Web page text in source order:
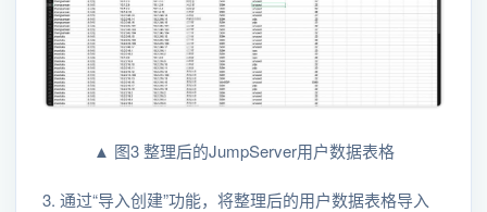
▲ 图3 整理后的JumpServer用户数据表格
3. 通过“导入创建”功能，将整理后的用户数据表格导入